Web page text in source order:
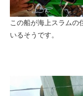
この船が海上スラムの
いるそうです。